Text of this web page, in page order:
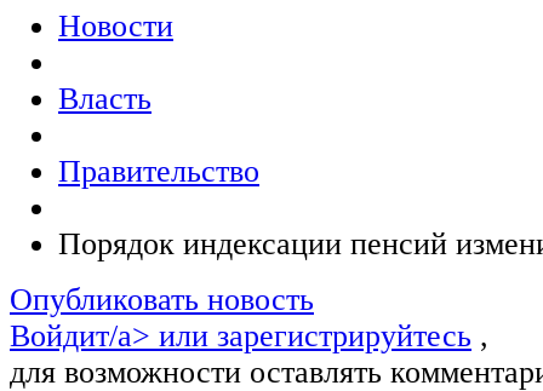
Новости
Власть
Правительство
Порядок индексации пенсий
Опубликовать новость
Войдит/a> или зарегистрируйтесь ,
для возможности оставлять